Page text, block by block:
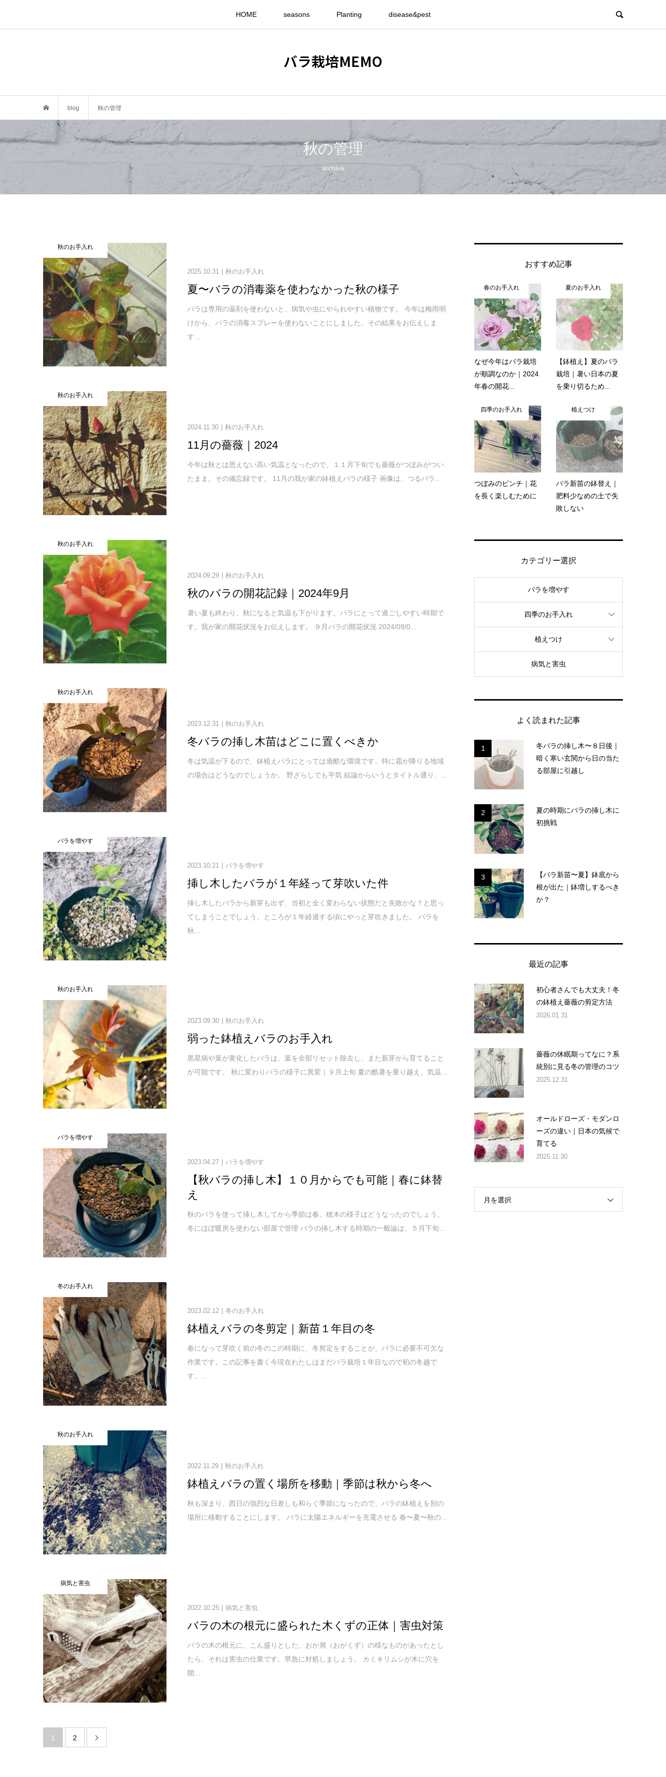
HOME seasons Planting disease&pest
バラ栽培MEMO
blog 秋の管理
秋の管理
archive
秋のお手入れ
2025.10.31 秋のお手入れ
夏〜バラの消毒薬を使わなかった秋の様子
バラは専用の薬剤を使わないと、病気や虫にやられやすい植物です。 今年は梅雨明
けから、バラの消毒スプレーを使わないことにしました。その結果をお伝えしま
す...
秋のお手入れ
2024.11.30 秋のお手入れ
11月の薔薇｜2024
今年は秋とは思えない高い気温となったので、１１月下旬でも薔薇がつぼみがつい
たまま。その備忘録です。 11月の我が家の鉢植えバラの様子 画像は、つるバラ...
秋のお手入れ
2024.09.29 秋のお手入れ
秋のバラの開花記録｜2024年9月
暑い夏も終わり、秋になると気温も下がります。バラにとって過ごしやすい時期で
す。我が家の開花状況をお伝えします。 ９月バラの開花状況 2024/09/0...
秋のお手入れ
2023.12.31 秋のお手入れ
冬バラの挿し木苗はどこに置くべきか
冬は気温が下るので、鉢植えバラにとっては過酷な環境です。特に霜が降りる地域
の場合はどうなのでしょうか。 野ざらしでも平気 結論からいうとタイトル通り、...
バラを増やす
2023.10.21 バラを増やす
挿し木したバラが１年経って芽吹いた件
挿し木したバラから新芽も出ず、当初と全く変わらない状態だと失敗かな？と思っ
てしまうことでしょう。ところが１年経過する頃にやっと芽吹きました。 バラを
秋...
秋のお手入れ
2023.09.30 秋のお手入れ
弱った鉢植えバラのお手入れ
黒星病や葉が黄化したバラは、葉を全部リセット除去し、また新芽から育てること
が可能です。 秋に変わりバラの様子に異変｜９月上旬 夏の酷暑を乗り越え、気温...
バラを増やす
2023.04.27 バラを増やす
【秋バラの挿し木】１０月からでも可能｜春に鉢替
え
秋のバラを使って挿し木してから季節は春。穂木の様子はどうなったのでしょう。
冬にほぼ暖房を使わない部屋で管理 バラの挿し木する時期の一般論は、５月下旬...
冬のお手入れ
2023.02.12 冬のお手入れ
鉢植えバラの冬剪定｜新苗１年目の冬
春になって芽吹く前の冬のこの時期に、冬剪定をすることが、バラに必要不可欠な
作業です。この記事を書く今現在わたしはまだバラ栽培１年目なので初の冬越で
す。...
秋のお手入れ
2022.11.29 秋のお手入れ
鉢植えバラの置く場所を移動｜季節は秋から冬へ
秋も深まり、西日の強烈な日差しも和らぐ季節になったので、バラの鉢植えを別の
場所に移動することにします。 バラに太陽エネルギーを充電させる 春〜夏〜秋の...
病気と害虫
2022.10.25 病気と害虫
バラの木の根元に盛られた木くずの正体｜害虫対策
バラの木の根元に、こん盛りとした、おが屑（おがくず）の様なものがあったとし
たら、それは害虫の仕業です。早急に対処しましょう。 カミキリムシが木に穴を
開...
1 2 
おすすめ記事
春のお手入れ
なぜ今年はバラ栽培
が順調なのか｜2024
年春の開花...
夏のお手入れ
【鉢植え】夏のバラ
栽培｜暑い日本の夏
を乗り切るため...
四季のお手入れ
つぼみのピンチ｜花
を長く楽しむために
植えつけ
バラ新苗の鉢替え｜
肥料少なめの土で失
敗しない
カテゴリー選択
バラを増やす
四季のお手入れ
植えつけ
病気と害虫
よく読まれた記事
1
冬バラの挿し木〜８日後｜
暗く寒い玄関から日の当た
る部屋に引越し
2
夏の時期にバラの挿し木に
初挑戦
3
【バラ新苗〜夏】鉢底から
根が出た｜鉢増しするべき
か？
最近の記事
初心者さんでも大丈夫！冬
の鉢植え薔薇の剪定方法
2026.01.31
薔薇の休眠期ってなに？系
統別に見る冬の管理のコツ
2025.12.31
オールドローズ・モダンロ
ーズの違い｜日本の気候で
育てる
2025.11.30
月を選択